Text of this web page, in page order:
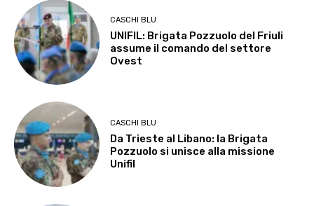
CASCHI BLU
UNIFIL: Brigata Pozzuolo del Friuli
assume il comando del settore
Ovest
CASCHI BLU
Da Trieste al Libano: la Brigata
Pozzuolo si unisce alla missione
Unifil